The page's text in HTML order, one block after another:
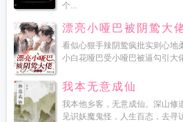
个...
漂亮小哑巴被阴鸷大
看似心狠手辣阴鸷疯批实则心地
小白花哑巴受小哑巴被逼勾引大
我本无意成仙
我本他乡客，无意成仙。深山修
见识妖魔鬼怪，人生百态，去寻